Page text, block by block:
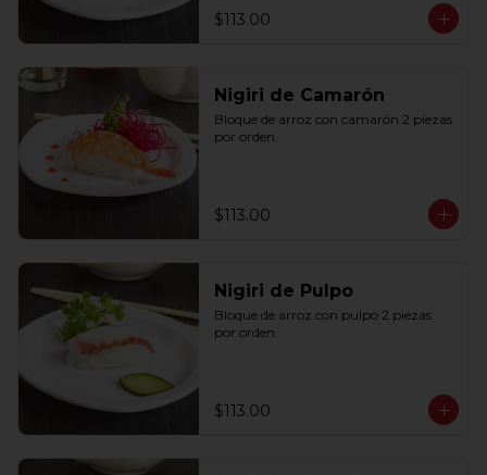
$113.00
Nigiri de Camarón
Bloque de arroz con camarón 2 piezas
por orden.
$113.00
Nigiri de Pulpo
Bloque de arroz con pulpo 2 piezas
por orden.
$113.00